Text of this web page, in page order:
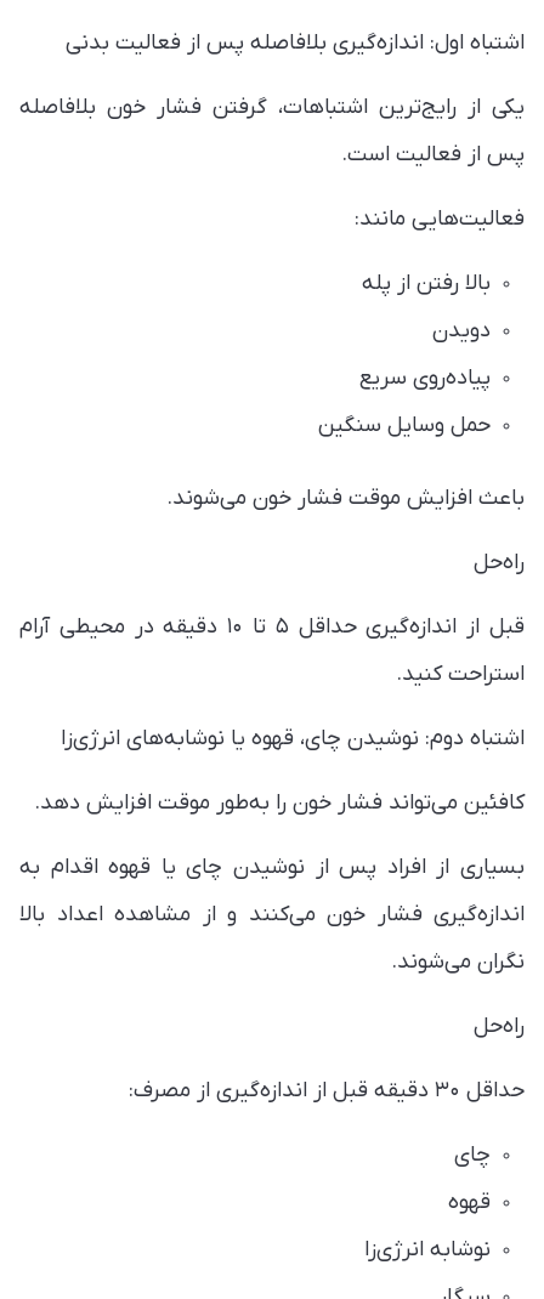
اشتباه اول: اندازه‌گیری بلافاصله پس از فعالیت بدنی
یکی از رایج‌ترین اشتباهات، گرفتن فشار خون بلافاصله
پس از فعالیت است.
فعالیت‌هایی مانند:
بالا رفتن از پله
دویدن
پیاده‌روی سریع
حمل وسایل سنگین
باعث افزایش موقت فشار خون می‌شوند.
راه‌حل
قبل از اندازه‌گیری حداقل ۵ تا ۱۰ دقیقه در محیطی آرام
استراحت کنید.
اشتباه دوم: نوشیدن چای، قهوه یا نوشابه‌های انرژی‌زا
کافئین می‌تواند فشار خون را به‌طور موقت افزایش دهد.
بسیاری از افراد پس از نوشیدن چای یا قهوه اقدام به
اندازه‌گیری فشار خون می‌کنند و از مشاهده اعداد بالا
نگران می‌شوند.
راه‌حل
حداقل ۳۰ دقیقه قبل از اندازه‌گیری از مصرف:
چای
قهوه
نوشابه انرژی‌زا